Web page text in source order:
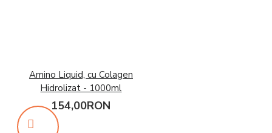
Amino Liquid, cu Colagen
Hidrolizat - 1000ml
154,00RON